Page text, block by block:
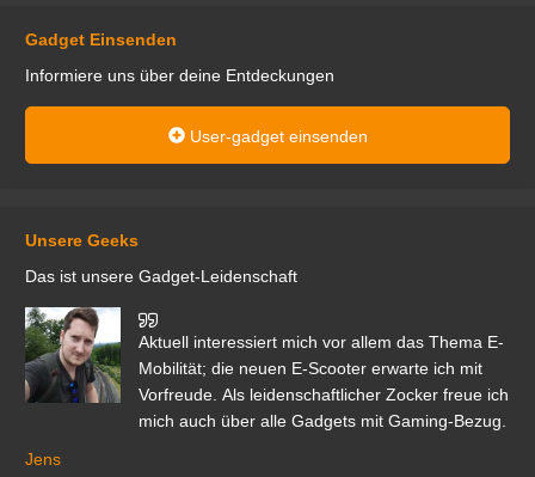
Gadget Einsenden
Informiere uns über deine Entdeckungen
User-gadget einsenden
Unsere Geeks
Das ist unsere Gadget-Leidenschaft
Aktuell interessiert mich vor allem das Thema E-
Mobilität; die neuen E-Scooter erwarte ich mit
Vorfreude. Als leidenschaftlicher Zocker freue ich
mich auch über alle Gadgets mit Gaming-Bezug.
Jens